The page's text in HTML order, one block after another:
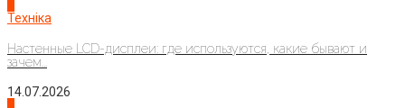
Техніка
Настенные LCD-дисплеи: где используются, какие бывают и
зачем...
14.07.2026